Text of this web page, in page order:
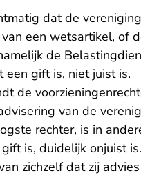
dat de
een wetsartikel, of
de
gift is, niet juist is.
de
van de
rechter, is in
is, duidelijk onjuist
zichzelf dat zij